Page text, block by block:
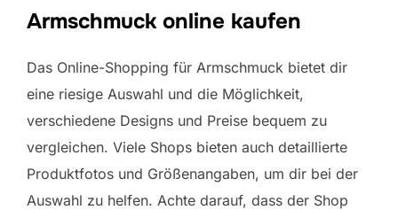
Armschmuck online kaufen
Das Online-Shopping für Armschmuck bietet dir
eine riesige Auswahl und die Möglichkeit,
verschiedene Designs und Preise bequem zu
vergleichen. Viele Shops bieten auch detaillierte
Produktfotos und Größenangaben, um dir bei der
Auswahl zu helfen. Achte darauf, dass der Shop